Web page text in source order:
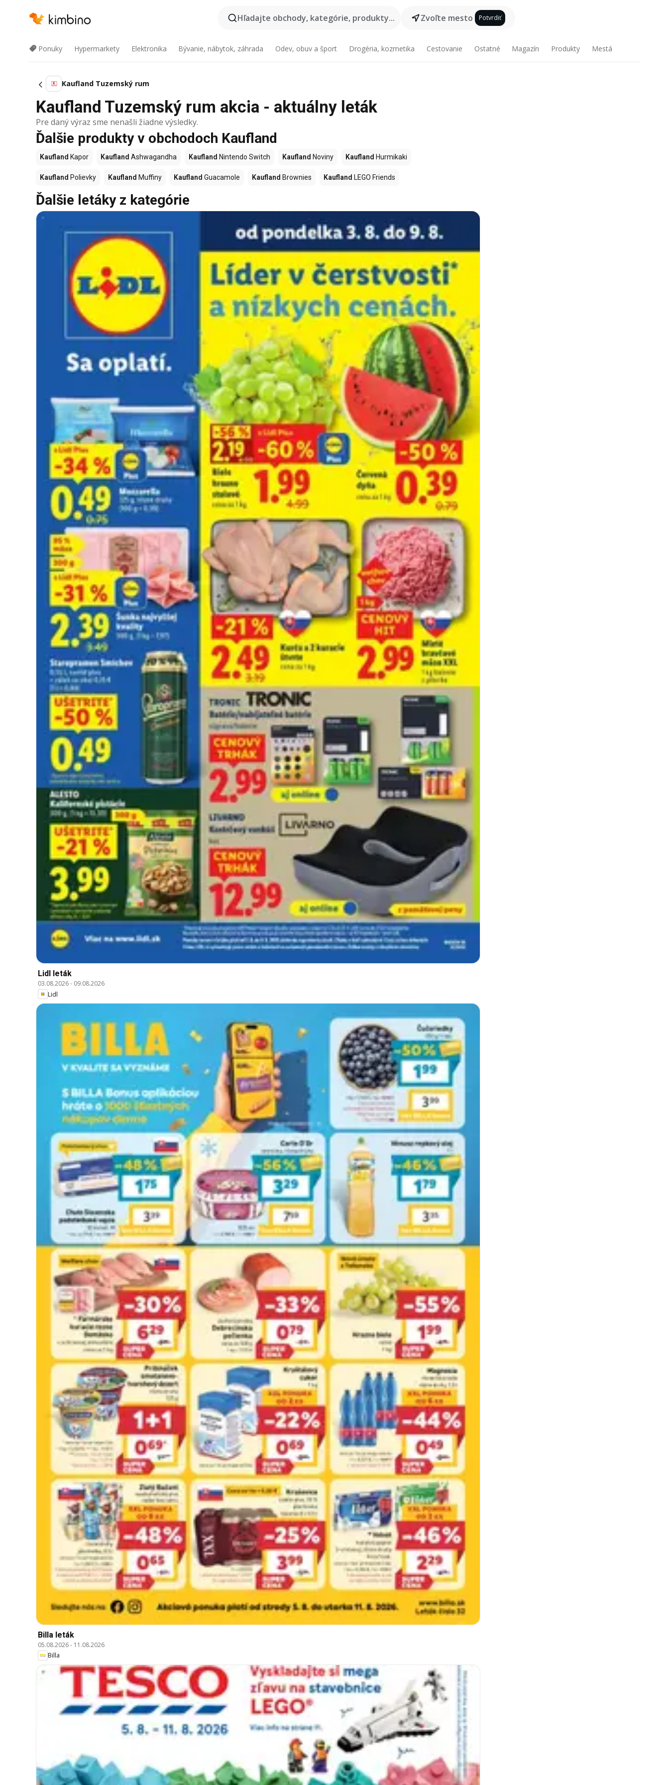
Hľadajte obchody, kategórie, produkty... Zvoľte mesto Potvrdiť
Ponuky Hypermarkety Elektronika Bývanie, nábytok, záhrada Odev, obuv a šport Drogéria, kozmetika Cestovanie Ostatné Magazín Produkty Mestá
Kaufland Tuzemský rum
Kaufland Tuzemský rum akcia - aktuálny leták
Pre daný výraz sme nenašli žiadne výsledky.
Ďalšie produkty v obchodoch Kaufland
Kaufland Kapor Kaufland Ashwagandha Kaufland Nintendo Switch Kaufland Noviny Kaufland Hurmikaki
Kaufland Polievky Kaufland Muffiny Kaufland Guacamole Kaufland Brownies Kaufland LEGO Friends
Ďalšie letáky z kategórie
Lidl leták
03.08.2026- 09.08.2026
Lidl
Billa leták
05.08.2026- 11.08.2026
Billa